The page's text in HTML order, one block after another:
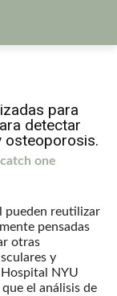
para
detectar
osteoporosis.
one
pueden reutilizar
pensadas
otras
y
NYU
el análisis de